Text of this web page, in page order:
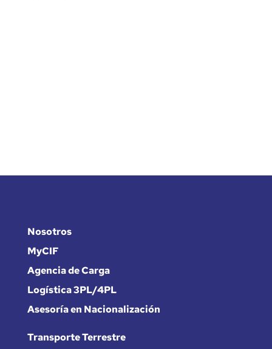
Nosotros
MyCIF
Agencia de Carga
Logística 3PL/4PL
Asesoría en Nacionalización
Transporte Terrestre